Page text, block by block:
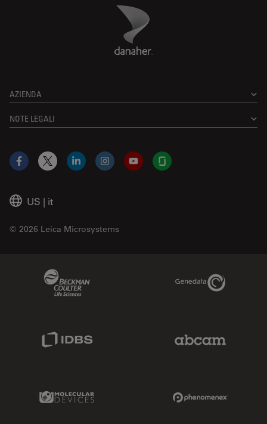
Danaher Logo
AZIENDA
NOTE LEGALI
US | it
© 2026 Leica Microsystems
Facebook
X LinkedInInstagramYouTubeGlassdoor
Genedata Link
Molecular Devices Link